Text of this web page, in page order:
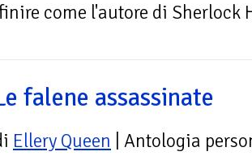
come l'autore di Sherlock
falene assassinate
Ellery Queen | Antologia